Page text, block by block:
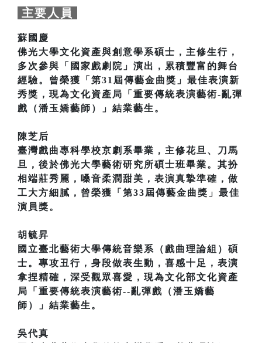
主要人員
蘇國慶
佛光大學文化資產與創意學系碩士，主修生行，
多次參與「國家戲劇院」演出，累積豐富的舞台
經驗。曾榮獲「第31屆傳藝金曲獎」最佳表演新
秀獎，現為文化資產局「重要傳統表演藝術-亂彈
戲（潘玉嬌藝師）」結業藝生。
陳芝后
臺灣戲曲專科學校京劇系畢業，主修花旦、刀馬
旦，後於佛光大學藝術研究所碩士班畢業。其扮
相端莊秀麗，嗓音柔潤甜美，表演真摯準確，做
工大方細膩，曾榮獲「第33屆傳藝金曲獎」最佳
演員獎。
胡毓昇
國立臺北藝術大學傳統音樂系（戲曲理論組）碩
士。專攻丑行，身段做表生動，喜感十足，表演
拿捏精確，深受觀眾喜愛，現為文化部文化資產
局「重要傳統表演藝術--亂彈戲（潘玉嬌藝
師）」結業藝生。
吳代真